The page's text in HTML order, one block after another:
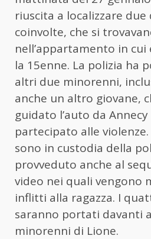
riuscita a localizzare
coinvolte, che si
nell’appartamento in
la 15enne. La polizia ha
altri due minorenni,
anche un altro giovane,
guidato l’auto da
partecipato alle
sono in custodia della
provveduto anche al
video nei quali vengono
inflitti alla ragazza. I
saranno portati davanti
minorenni di Lione.